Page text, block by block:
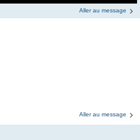
Aller au message
Aller au message